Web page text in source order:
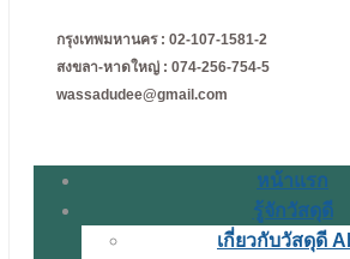
กรุงเทพมหานคร : 02-107-1581-2
สงขลา-หาดใหญ่ : 074-256-754-5
wassadudee@gmail.com
หน้าแรก
รู้จักวัสดุดี
เกี่ยวกับวัสดุดี